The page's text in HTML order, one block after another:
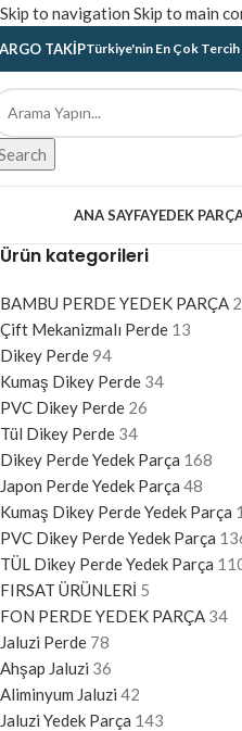
Skip to navigation Skip to main
TAKIPTürkiye'nin En Çok Tercih
ANA SAYFAYEDEK
Ürün kategorileri
BAMBU PERDE YEDEK PARÇA
Çift Mekanizmalı Perde 13
Dikey Perde94
Kumaş Dikey Perde 34
PVC Dikey Perde 26
Tül Dikey Perde 34
Dikey Perde Yedek Parça 168
Japon Perde Yedek Parça 48
Kumaş Dikey Perde Yedek Parça
PVC Dikey Perde Yedek Parça
TÜL Dikey Perde Yedek Parça
FIRSAT ÜRÜNLERİ 5
FON PERDE YEDEK PARÇA 34
Jaluzi Perde 78
Ahşap Jaluzi 36
Aliminyum Jaluzi 42
Jaluzi Yedek Parça 143